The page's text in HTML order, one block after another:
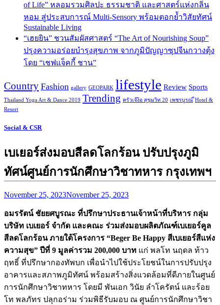
of Life” หลอมรวมศิลปะ ธรรมชาติ และศาสตร์แห่งกลิ่น
หอม สู่ประสบการณ์ Multi-Sensory พร้อมตอกย้ำวิสัยทัศน์
Sustainable Living
“เฮยยิน” ชวนสัมผัสศาสตร์ “The Art of Nourishing Soup”
ปรุงความอร่อยบำรุงสุขภาพ จากภูมิปัญญาซุปจีนกวางตุ้ง
โดย “เชฟแจ็คกี้ ชาน”
Country Fashion gallery GEOPARK lifestyle Review Sports
Thailand Yoga Art & Dance 2019 Trending ครัวเจ๊ง้อ สุขุมวิท 20 เพชรบูรณ์ ็Hotel &
Resort
Social & CSR
เบเยอร์ส่งมอบสีลดโลกร้อน ปรับปรุงภูมิ
ทัศน์ศูนย์การนักศึกษาวิชาทหาร กรุงเทพฯ
November 25, 2023November 25, 2023
อมรรัตน์ ชัยยศบูรณะ ที่ปรึกษาประธานเจ้าหน้าที่บริหาร กลุ่ม
บริษัท เบเยอร์ จำกัด และคณะ ร่วมส่งมอบผลิตภัณฑ์เบเยอร์คูล
สีลดโลกร้อน ภายใต้โครงการ “Beger Be Happy สีเบเยอร์สีแห่ง
ความสุข” ปีที่ 9 มูลค่ารวม 200,000 บาท แก่ พลโท นฤดล ท้าว
ฤทธิ์ ที่ปรึกษากองทัพบก เพื่อนำไปใช้ประโยชน์ในการปรับปรุง
อาคารและสภาพภูมิทัศน์ พร้อมสร้างสิ่งแวดล้อมที่ดีภายในศูนย์
การนักศึกษาวิชาทหาร โดยมี พันเอก วินัย ลำโครัตน์ และร้อย
โท พลภัทร ปลุกอร่าม ร่วมพิธีรับมอบ ณ ศูนย์การนักศึกษาวิชา